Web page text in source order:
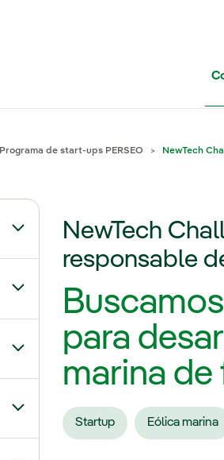
Programa de start-ups PERSEO NewTech
Alternar el submenú para Grupo
Alternar el submenú para Redes
Alternar el submenú para
Alternar el submenú para
NewTech
responsable
para
marina
Startup Eólica marina